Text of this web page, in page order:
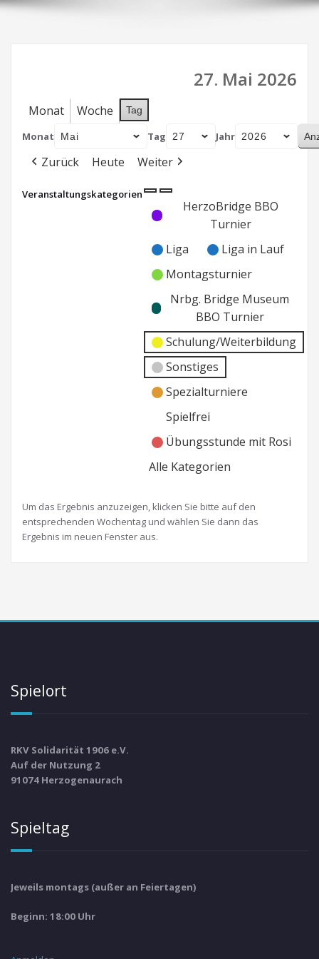
27. Mai 2026
Monat Woche Tag
Monat Tag Jahr
Zurück Heute Weiter
Veranstaltungskategorien
Kategorie
ohne
Kategorie
HerzoBridge BBO
Turnier
Liga
Liga in Lauf
Montagsturnier
Nrbg. Bridge Museum
BBO Turnier
Schulung/Weiterbildung
Sonstiges
Spezialturniere
Spielfrei
Übungsstunde mit Rosi
Alle Kategorien
Um das Ergebnis anzuzeigen, klicken Sie bitte auf den
entsprechenden Wochentag und wählen Sie dann das
Ergebnis im neuen Fenster aus.
Spielort
RKV Solidarität 1906 e.V.
Auf der Nutzung 2
91074 Herzogenaurach
Spieltag
Jeweils montags (außer an Feiertagen)
Beginn: 18:00 Uhr